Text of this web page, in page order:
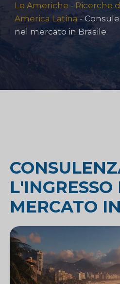
Le Americhe - Ricerche
America Latina -
nel mercato in Brasile
L'INGRESSO
MERCATO